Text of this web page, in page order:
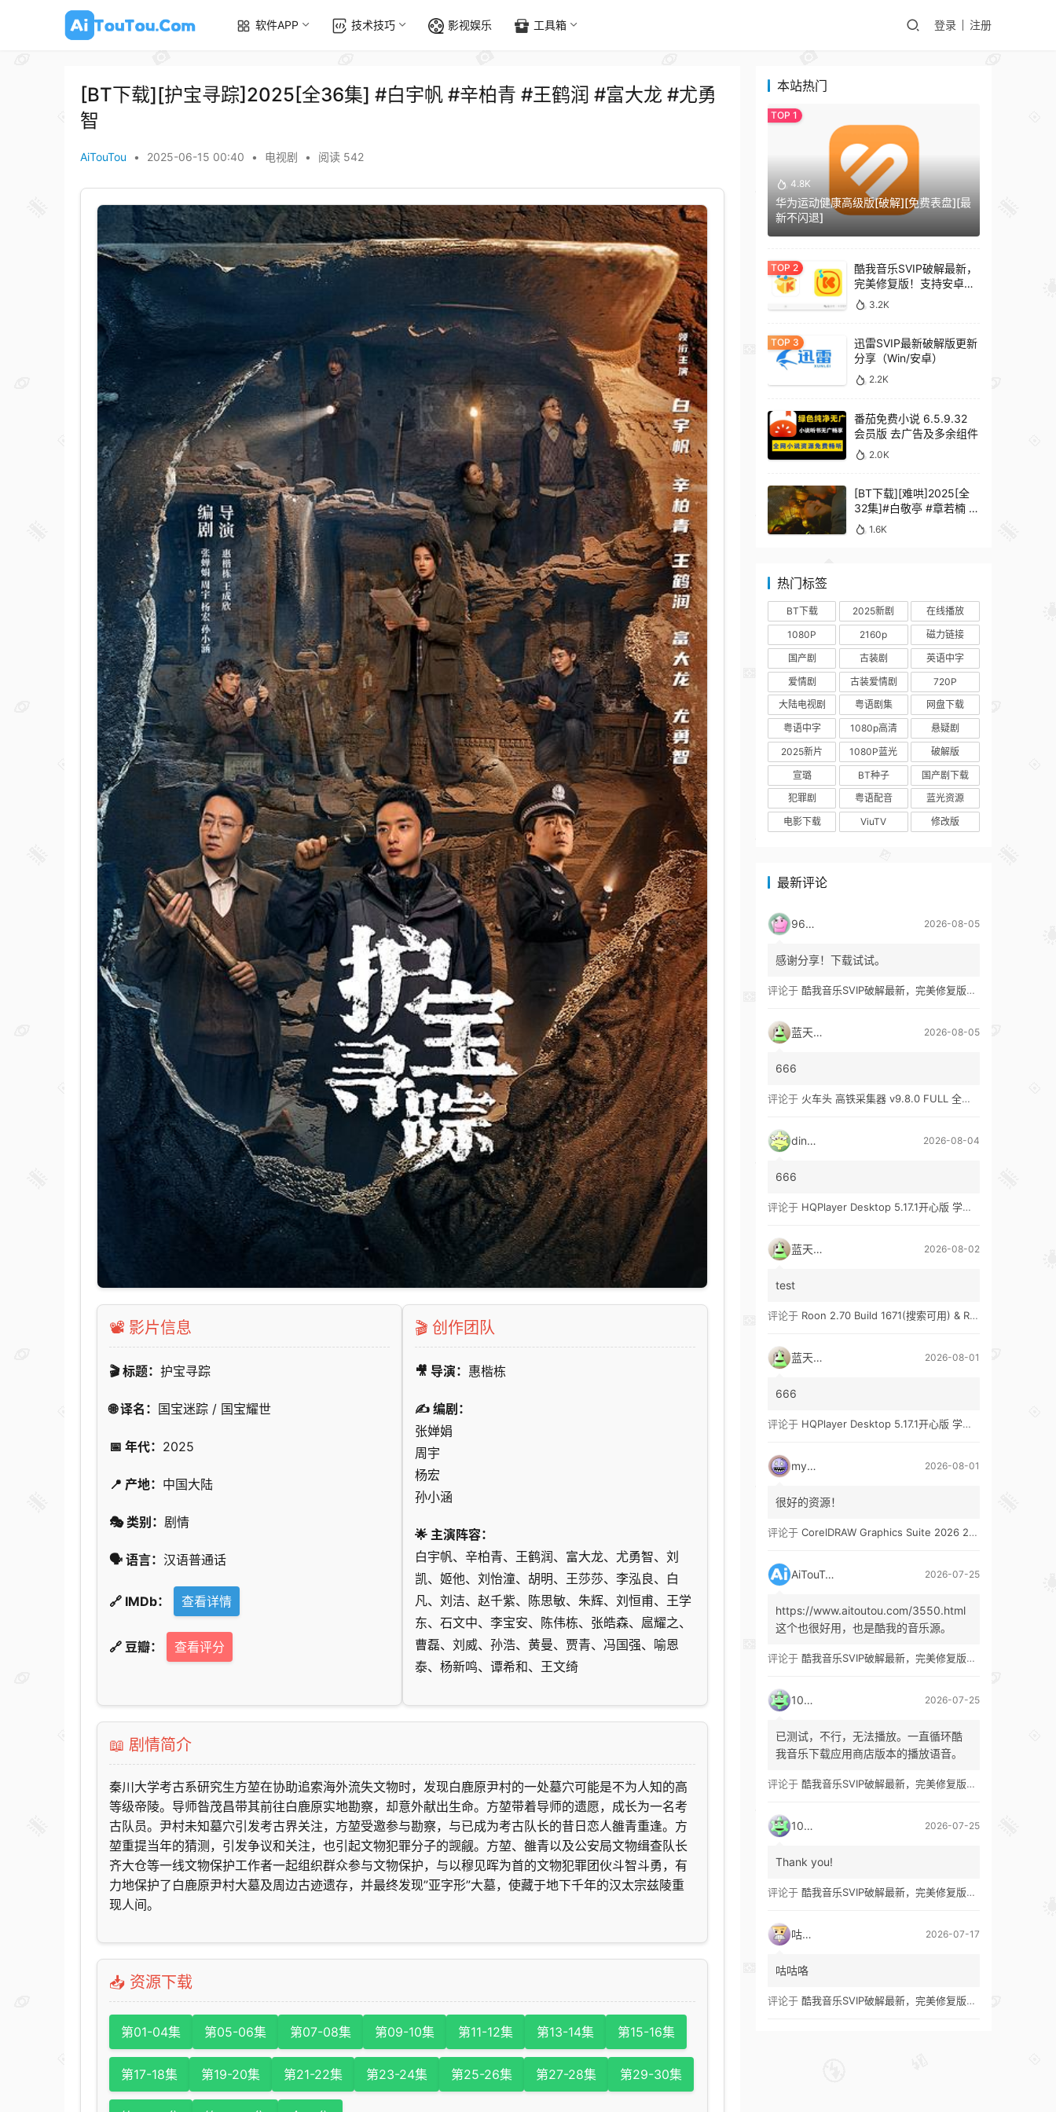
软件APP 技术技巧 影视娱乐 工具箱 登录 注册
[BT下载][护宝寻踪]2025[全36集] #白宇帆 #辛柏青 #王鹤润 #富大龙 #尤勇
智
AiTouTou • 2025-06-15 00:40 • 电视剧 • 阅读 542
📽️ 影片信息
🎬 标题： 护宝寻踪
🌐 译名： 国宝迷踪 / 国宝耀世
📅 年代： 2025
📍 产地： 中国大陆
🎭 类别： 剧情
🗣️ 语言： 汉语普通话
🔗 IMDb： 查看详情
🔗 豆瓣： 查看评分
🎬 创作团队
🎥 导演： 惠楷栋
✍️ 编剧：
张婵娟
周宇
杨宏
孙小涵
🌟 主演阵容：
白宇帆、辛柏青、王鹤润、富大龙、尤勇智、刘
凯、姬他、刘怡潼、胡明、王莎莎、李泓良、白
凡、刘洁、赵千紫、陈思敏、朱辉、刘恒甫、王学
东、石文中、李宝安、陈伟栋、张皓森、扈耀之、
曹磊、刘威、孙浩、黄曼、贾青、冯国强、喻恩
泰、杨新鸣、谭希和、王文绮
📖 剧情简介
秦川大学考古系研究生方堃在协助追索海外流失文物时，发现白鹿原尹村的一处墓穴可能是不为人知的高
等级帝陵。导师昝茂昌带其前往白鹿原实地勘察，却意外献出生命。方堃带着导师的遗愿，成长为一名考
古队员。尹村未知墓穴引发考古界关注，方堃受邀参与勘察，与已成为考古队长的昔日恋人雒青重逢。方
堃重提当年的猜测，引发争议和关注，也引起文物犯罪分子的觊觎。方堃、雒青以及公安局文物缉查队长
齐大仓等一线文物保护工作者一起组织群众参与文物保护，与以穆见晖为首的文物犯罪团伙斗智斗勇，有
力地保护了白鹿原尹村大墓及周边古迹遗存，并最终发现”亚字形”大墓，使藏于地下千年的汉太宗兹陵重
现人间。
📥 资源下载
第01-04集 第05-06集 第07-08集 第09-10集 第11-12集 第13-14集 第15-16集
第17-18集 第19-20集 第21-22集 第23-24集 第25-26集 第27-28集 第29-30集
本站热门
4.8K
华为运动健康高级版[破解][免费表盘][最
新不闪退]
酷我音乐SVIP破解最新，
完美修复版！支持安卓
+车机+pc版！
3.2K
迅雷SVIP最新破解版更新
分享（Win/安卓）
2.2K
番茄免费小说 6.5.9.32
会员版 去广告及多余组件
2.0K
[BT下载][难哄]2025[全
32集]#白敬亭 #章若楠 #
何炅 #秦沛 #鲍起静
1.6K
热门标签
BT下载 2025新剧
在线播放
1080P
2160p
磁力链接
国产剧
古装剧
英语中字
爱情剧
古装爱情剧
720P
大陆电视剧
粤语剧集
网盘下载
粤语中字
1080p高清
悬疑剧
2025新片
1080P蓝光
破解版
宣璐
BT种子
国产剧下载
犯罪剧
粤语配音
蓝光资源
电影下载
ViuTV 修改版
最新评论
9627 2026-08-05
感谢分享！下载试试。
评论于 酷我音乐SVIP破解最新，完美修复版！支持安卓+车机+pc版！
蓝天真蓝 2026-08-05
666
评论于 火车头 高铁采集器 v9.8.0 FULL 全功能版（兼容win10、win11）
ding1 2026-08-04
666
评论于 HQPlayer Desktop 5.17.1开心版 学习版&HQPlayer Embedded 5.17.2开心版 学习版
蓝天真蓝 2026-08-02
test
评论于 Roon 2.70 Build 1671(搜索可用) & Roon 2.65 Build 1653 & Roon 1.8 Build 1151 Legacy 开心版 学习版
蓝天真蓝 2026-08-01
666
评论于 HQPlayer Desktop 5.17.1开心版 学习版&HQPlayer Embedded 5.17.2开心版 学习版
mypw 2026-08-01
很好的资源！
评论于 CorelDRAW Graphics Suite 2026 27.1 多语言 开心版 学习版 by KpoJIuK
AiTouTou 2026-07-25
https://www.aitoutou.com/3550.html
这个也很好用，也是酷我的音乐源。
评论于 酷我音乐SVIP破解最新，完美修复版！支持安卓+车机+pc版！
1035 2026-07-25
已测试，不行，无法播放。一直循环酷
我音乐下载应用商店版本的播放语音。
评论于 酷我音乐SVIP破解最新，完美修复版！支持安卓+车机+pc版！
1035 2026-07-25
Thank you!
评论于 酷我音乐SVIP破解最新，完美修复版！支持安卓+车机+pc版！
咕咕咯 2026-07-17
咕咕咯
评论于 酷我音乐SVIP破解最新，完美修复版！支持安卓+车机+pc版！